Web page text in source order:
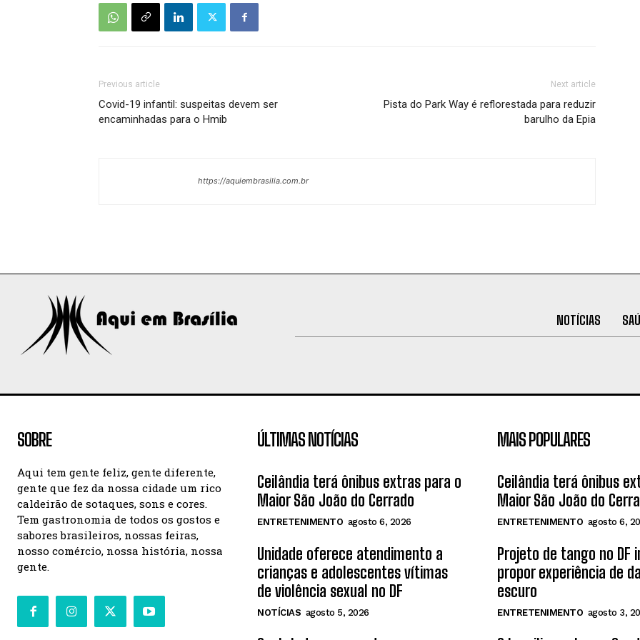
Previous article
Covid-19 infantil: suspeitas devem ser
encaminhadas para o Hmib
Next article
Pista do Park Way é reflorestada para reduzir
barulho da Epia
https://aquiembrasilia.com.br
NOTÍCIAS
SOBRE
Aqui tem gente feliz, gente diferente,
gente que fez da nossa cidade um rico
caldeirão de sotaques, sons e cores.
Tem gastronomia de todos os gostos e
sabores brasileiros, nossas feiras,
nosso comércio, nossa história, nossa
gente.
ÚLTIMAS NOTÍCIAS
Ceilândia terá ônibus extras para o
Maior São João do Cerrado
ENTRETENIMENTO agosto 6, 2026
Unidade oferece atendimento a
crianças e adolescentes vítimas
de violência sexual no DF
NOTÍCIAS agosto 5, 2026
MAIS POPULARES
Ceilândia terá ônibus
Maior São João do
ENTRETENIMENTO agosto 6,
Projeto de tango no DF
propor experiência de
escuro
ENTRETENIMENTO agosto 3,